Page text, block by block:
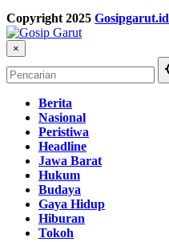
Copyright 2025 Gosipgarut.id
×
Berita
Nasional
Peristiwa
Headline
Jawa Barat
Hukum
Budaya
Gaya Hidup
Hiburan
Tokoh